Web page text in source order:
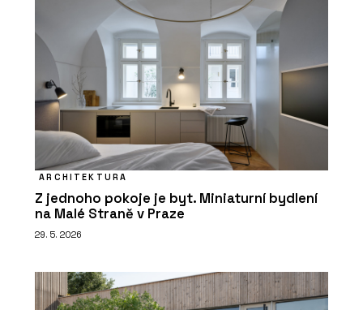
ARCHITEKTURA
Z jednoho pokoje je byt. Miniaturní bydlení
na Malé Straně v Praze
29. 5. 2026